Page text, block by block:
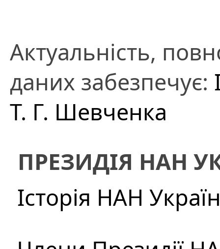
Актуальність,
даних забезпечує:
Т. Г. Шевченка
ПРЕЗИДІЯ НАН
Історія НАН